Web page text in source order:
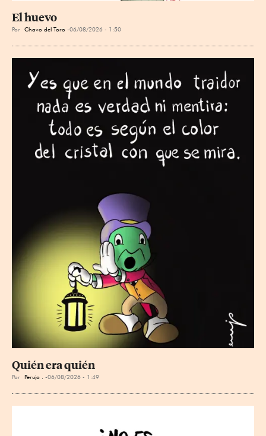
El huevo
Por Chavo del Toro 06/08/2026 - 1:50
Quién era quién
Por Perujo . 06/08/2026 - 1:49